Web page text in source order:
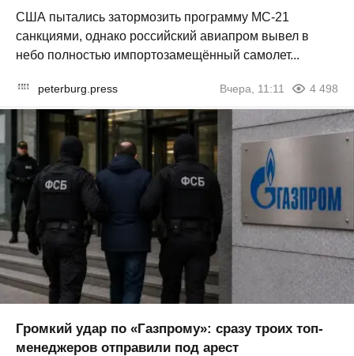
США пытались затормозить программу МС-21
санкциями, однако российский авиапром вывел в
небо полностью импортозамещённый самолет...
peterburg.press Вчера, 11:11 4 498
Громкий удар по «Газпрому»: сразу троих топ-
менеджеров отправили под арест